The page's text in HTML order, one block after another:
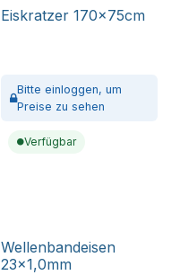
Eiskratzer 170x75cm
Bitte einloggen, um
Preise zu sehen
Verfügbar
Wellenbandeisen
23x1,0mm